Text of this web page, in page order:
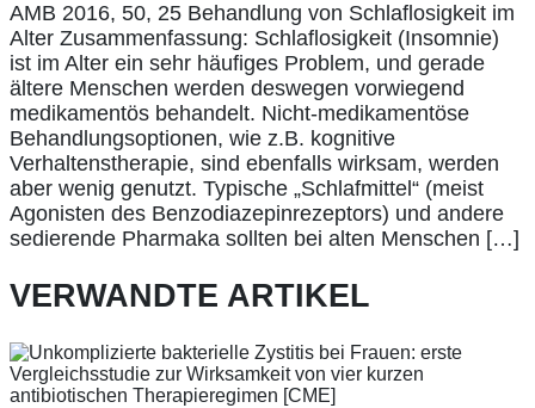
AMB 2016, 50, 25 Behandlung von Schlaflosigkeit im
Alter Zusammenfassung: Schlaflosigkeit (Insomnie)
ist im Alter ein sehr häufiges Problem, und gerade
ältere Menschen werden deswegen vorwiegend
medikamentös behandelt. Nicht-medikamentöse
Behandlungsoptionen, wie z.B. kognitive
Verhaltenstherapie, sind ebenfalls wirksam, werden
aber wenig genutzt. Typische „Schlafmittel“ (meist
Agonisten des Benzodiazepinrezeptors) und andere
sedierende Pharmaka sollten bei alten Menschen […]
VERWANDTE ARTIKEL